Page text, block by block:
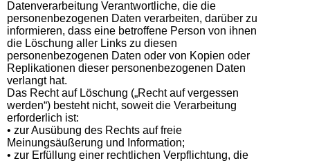
Datenverarbeitung Verantwortliche, die die
personenbezogenen Daten verarbeiten, darüber zu
informieren, dass eine betroffene Person von ihnen
die Löschung aller Links zu diesen
personenbezogenen Daten oder von Kopien oder
Replikationen dieser personenbezogenen Daten
verlangt hat.
Das Recht auf Löschung („Recht auf vergessen
werden“) besteht nicht, soweit die Verarbeitung
erforderlich ist:
• zur Ausübung des Rechts auf freie
Meinungsäußerung und Information;
• zur Erfüllung einer rechtlichen Verpflichtung, die